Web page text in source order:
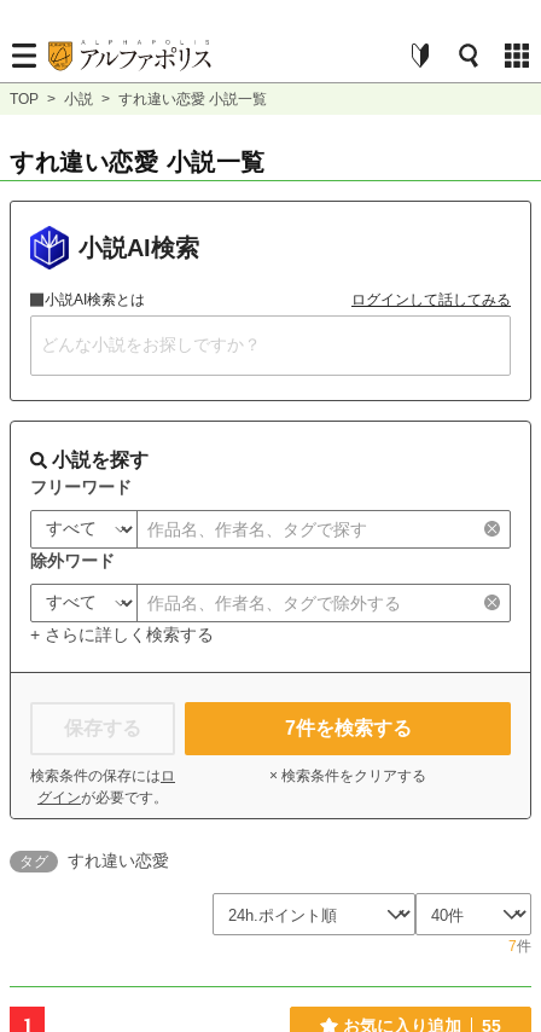
TOP > 小説 > すれ違い恋愛 小説一覧
すれ違い恋愛 小説一覧
小説AI検索
小説AI検索とは ログインして話してみる
小説を探す
フリーワード
除外ワード
+ さらに詳しく検索する
保存する
検索条件の保存には ロ
グインが必要です。
7件を検索する
× 検索条件をクリアする
タグ すれ違い恋愛
7件
1 お気に入り追加 55